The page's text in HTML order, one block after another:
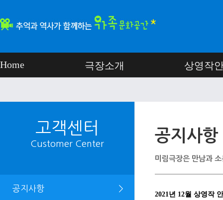
Home 극장소개 상영작
고객센터
Customer Center
공지사항 ＞
공지사항
미림극장은 만남과
2021년 12월 상영작